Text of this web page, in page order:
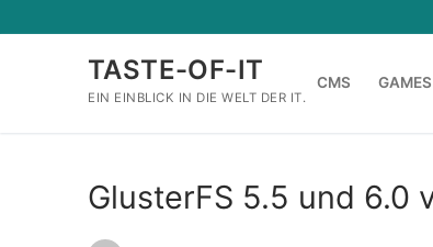
Inhalt
TASTE-OF-IT
EIN EINBLICK IN DIE WELT DER IT.
CMS GAMES
GlusterFS 5.5 und 6.0